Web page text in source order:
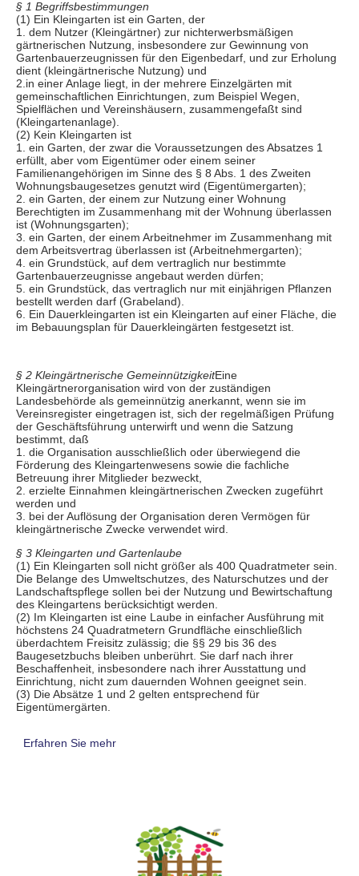
§ 1 Begriffsbestimmungen
(1) Ein Kleingarten ist ein Garten, der
1. dem Nutzer (Kleingärtner) zur nichterwerbsmäßigen
gärtnerischen Nutzung, insbesondere zur Gewinnung von
Gartenbauerzeugnissen für den Eigenbedarf, und zur Erholung
dient (kleingärtnerische Nutzung) und
2.in einer Anlage liegt, in der mehrere Einzelgärten mit
gemeinschaftlichen Einrichtungen, zum Beispiel Wegen,
Spielflächen und Vereinshäusern, zusammengefaßt sind
(Kleingartenanlage).
(2) Kein Kleingarten ist
1. ein Garten, der zwar die Voraussetzungen des Absatzes 1
erfüllt, aber vom Eigentümer oder einem seiner
Familienangehörigen im Sinne des § 8 Abs. 1 des Zweiten
Wohnungsbaugesetzes genutzt wird (Eigentümergarten);
2. ein Garten, der einem zur Nutzung einer Wohnung
Berechtigten im Zusammenhang mit der Wohnung überlassen
ist (Wohnungsgarten);
3. ein Garten, der einem Arbeitnehmer im Zusammenhang mit
dem Arbeitsvertrag überlassen ist (Arbeitnehmergarten);
4. ein Grundstück, auf dem vertraglich nur bestimmte
Gartenbauerzeugnisse angebaut werden dürfen;
5. ein Grundstück, das vertraglich nur mit einjährigen Pflanzen
bestellt werden darf (Grabeland).
6. Ein Dauerkleingarten ist ein Kleingarten auf einer Fläche, die
im Bebauungsplan für Dauerkleingärten festgesetzt ist.
§ 2 Kleingärtnerische GemeinnützigkeitEine
Kleingärtnerorganisation wird von der zuständigen
Landesbehörde als gemeinnützig anerkannt, wenn sie im
Vereinsregister eingetragen ist, sich der regelmäßigen Prüfung
der Geschäftsführung unterwirft und wenn die Satzung
bestimmt, daß
1. die Organisation ausschließlich oder überwiegend die
Förderung des Kleingartenwesens sowie die fachliche
Betreuung ihrer Mitglieder bezweckt,
2. erzielte Einnahmen kleingärtnerischen Zwecken zugeführt
werden und
3. bei der Auflösung der Organisation deren Vermögen für
kleingärtnerische Zwecke verwendet wird.
§ 3 Kleingarten und Gartenlaube
(1) Ein Kleingarten soll nicht größer als 400 Quadratmeter sein.
Die Belange des Umweltschutzes, des Naturschutzes und der
Landschaftspflege sollen bei der Nutzung und Bewirtschaftung
des Kleingartens berücksichtigt werden.
(2) Im Kleingarten ist eine Laube in einfacher Ausführung mit
höchstens 24 Quadratmetern Grundfläche einschließlich
überdachtem Freisitz zulässig; die §§ 29 bis 36 des
Baugesetzbuchs bleiben unberührt. Sie darf nach ihrer
Beschaffenheit, insbesondere nach ihrer Ausstattung und
Einrichtung, nicht zum dauernden Wohnen geeignet sein.
(3) Die Absätze 1 und 2 gelten entsprechend für
Eigentümergärten.
Erfahren Sie mehr